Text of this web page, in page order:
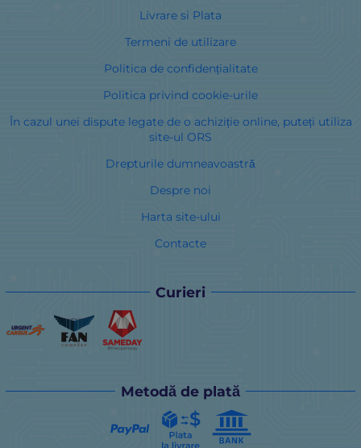
Livrare si Plata
Termeni de utilizare
Politica de confidențialitate
Politica privind cookie-urile
În cazul unei dispute legate de o achiziție online, puteți utiliza
site-ul ORS
Drepturile dumneavoastră
Despre noi
Harta site-ului
Contacte
Curieri
Metodă de plată